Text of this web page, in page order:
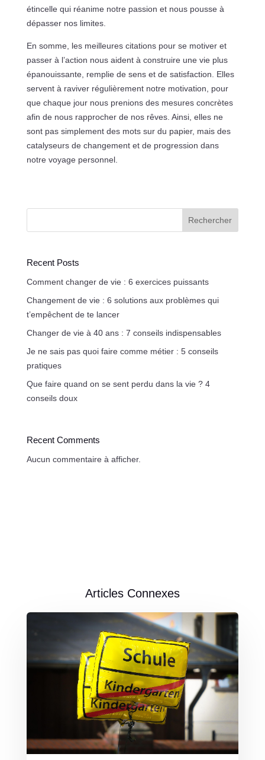
étincelle qui réanime notre passion et nous pousse à
dépasser nos limites.
En somme, les meilleures citations pour se motiver et
passer à l’action nous aident à construire une vie plus
épanouissante, remplie de sens et de satisfaction. Elles
servent à raviver régulièrement notre motivation, pour
que chaque jour nous prenions des mesures concrètes
afin de nous rapprocher de nos rêves. Ainsi, elles ne
sont pas simplement des mots sur du papier, mais des
catalyseurs de changement et de progression dans
notre voyage personnel.
Rechercher
Recent Posts
Comment changer de vie : 6 exercices puissants
Changement de vie : 6 solutions aux problèmes qui
t’empêchent de te lancer
Changer de vie à 40 ans : 7 conseils indispensables
Je ne sais pas quoi faire comme métier : 5 conseils
pratiques
Que faire quand on se sent perdu dans la vie ? 4
conseils doux
Recent Comments
Aucun commentaire à afficher.
Articles Connexes